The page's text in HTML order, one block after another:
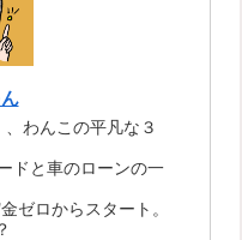
わんこの平凡な３
ドと車のローンの一
ゼロからスタート。